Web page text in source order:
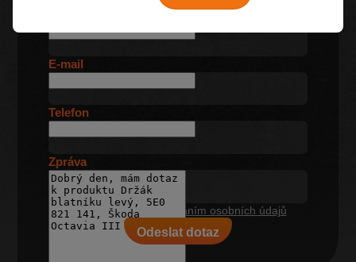
E-mail
Telefon
Zpráva
Souhlasím se zpracováním osobních údajů
Odeslat dotaz